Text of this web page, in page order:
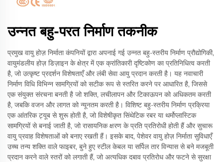
उन्नत बहु-परत निर्माण तकनीक
प्रमुख वायु होज़ निर्माता कंपनियों द्वारा अपनाई गई उन्नत बहु-स्तरीय निर्माण प्रौद्योगिकी,
वायुमंडलीय होज़ डिज़ाइन के क्षेत्र में एक क्रांतिकारी दृष्टिकोण का प्रतिनिधित्व करती
है, जो उत्कृष्ट प्रदर्शन विशेषताएँ और लंबी सेवा आयु प्रदान करती है। यह नवाचारी
निर्माण विधि विभिन्न सामग्रियों को सटीक रूप से स्तरित करने पर आधारित है, जिससे
एक संयुक्त संरचना बनती है जो शक्ति, लचीलापन और टिकाऊपन को अधिकतम करती
है, जबकि वजन और लागत को न्यूनतम करती है। विशिष्ट बहु-स्तरीय निर्माण प्रक्रिया
एक आंतरिक ट्यूब से शुरू होती है, जो विशेषीकृत सिंथेटिक रबर या थर्मोप्लास्टिक
सामग्रियों से बनाई जाती है, जो रासायनिक क्षरण के प्रति प्रतिरोधी होती हैं और सुचारू
वायु प्रवाह विशेषताओं को बनाए रखती हैं। इसके बाद, पेशेवर वायु होज़ निर्माता सुविधाएँ
उच्च तन्य शक्ति वाले फाइबर, बुने हुए स्टील केबल या सर्पिल तार विन्यास से बने मजबूती
प्रदान करने वाले स्तरों को लगाती हैं, जो अत्यधिक दबाव प्रतिरोध और फटने से सुरक्षा